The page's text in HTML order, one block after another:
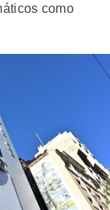
como